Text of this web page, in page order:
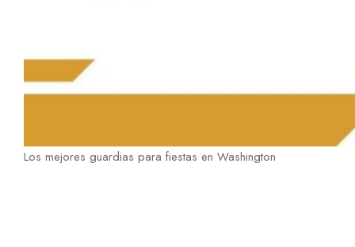
Los mejores guardias para fiestas en Washington